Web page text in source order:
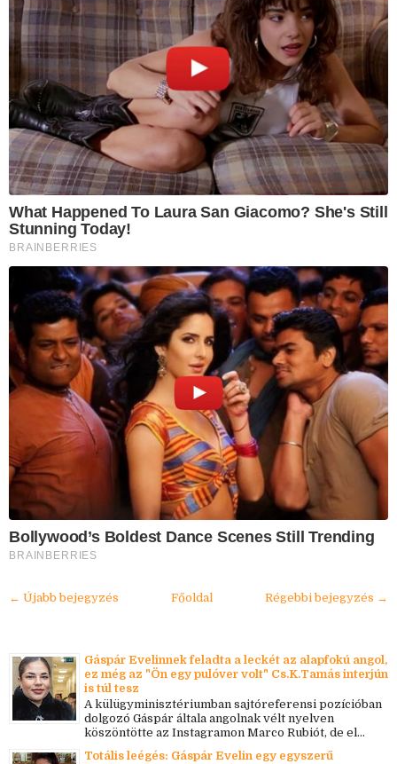
What Happened To Laura San Giacomo? She's Still
Stunning Today!
BRAINBERRIES
Bollywood’s Boldest Dance Scenes Still Trending
BRAINBERRIES
← Újabb bejegyzés Régebbi bejegyzés →
Főoldal
Gáspár Evelinnek feladta a leckét az alapfokú angol,
ez még az "Ön egy pulóver volt" Cs.K.Tamás interjún
is túl tesz
A külügyminisztériumban sajtóreferensi pozícióban
dolgozó Gáspár általa angolnak vélt nyelven
köszöntötte az Instagramon Marco Rubiót, de el...
Totális leégés: Gáspár Evelin egy egyszerű